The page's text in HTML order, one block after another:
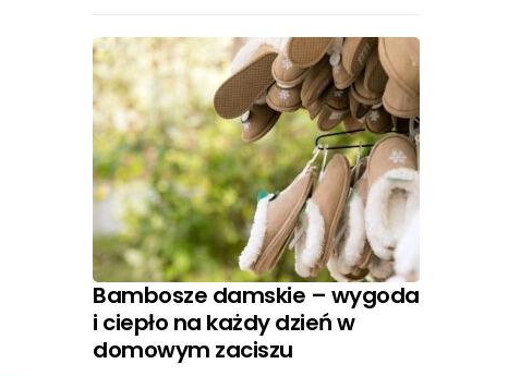
Bambosze damskie – wygoda
i ciepło na każdy dzień w
domowym zaciszu